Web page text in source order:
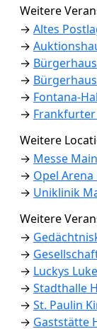
Weitere
→ Altes
→
→
→
→ Fontana-
→
Weitere
→ Messe
→ Opel Arena
→ Uniklinik
Weitere
→
→
→ Luckys
→ Stadthalle
→ St. Paulin
→ Gaststätte